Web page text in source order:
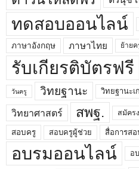
ทดสอบออนไลน์
ภาษาอังกฤษ ภาษาไทย ย้ายค
รับเกียรติบัตรฟรี
วันครู วิทยฐานะ วิทยฐานะ
วิทยาศาสตร์ สพฐ. สมัคร
สอบครู สอบครูผู้ช่วย สื่อการส
อบรมออนไลน์ อ